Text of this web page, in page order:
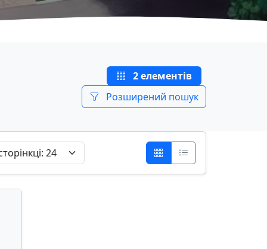
2 елементів
Розширений пошук